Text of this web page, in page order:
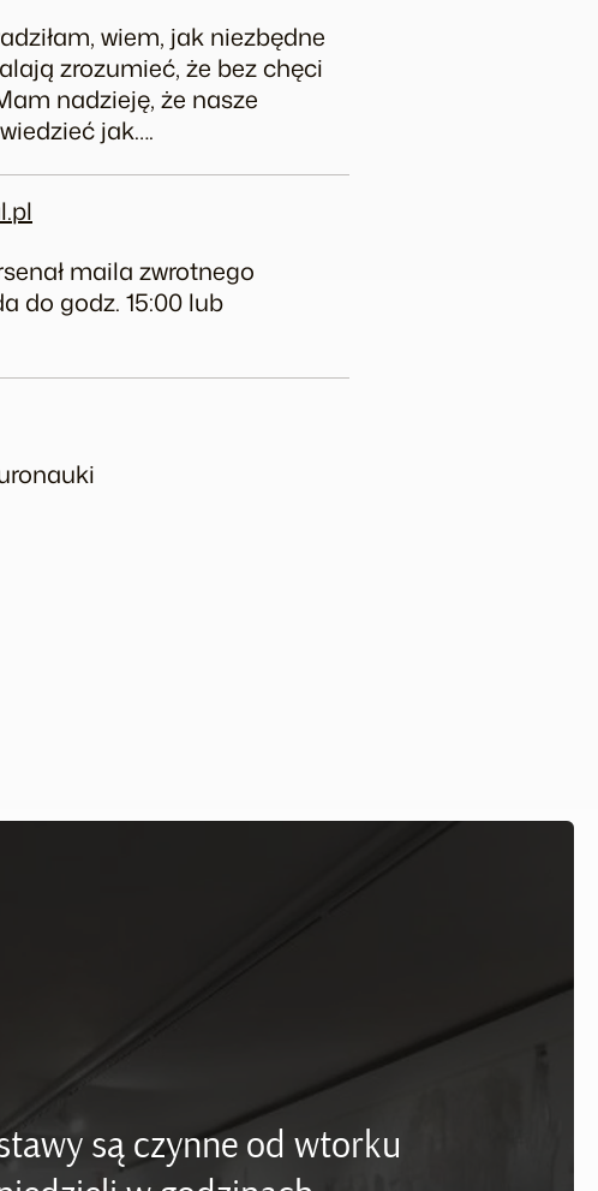
wiem, jak niezbędne
zrozumieć, że bez chęci
nadzieję, że nasze
jak….
maila zwrotnego
do godz. 15:00 lub
są czynne od wtorku